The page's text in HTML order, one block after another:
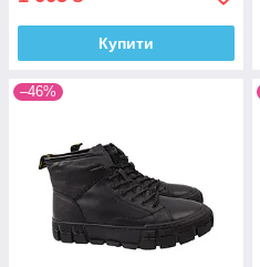
Купити
–46%